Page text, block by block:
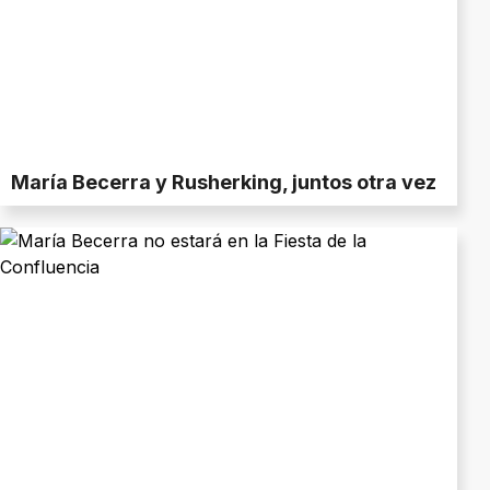
María Becerra y Rusherking, juntos otra vez